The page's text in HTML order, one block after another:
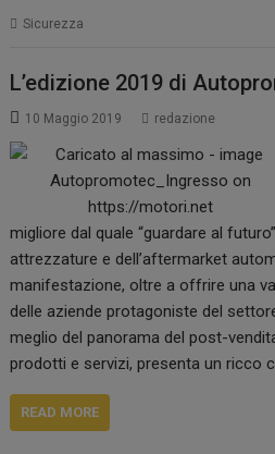
Sicurezza
L’edizione 2019 di
10 Maggio 2019 redazione
migliore dal quale “guardare al
attrezzature e dell’aftermarket
manifestazione, oltre a offrire una
delle aziende protagoniste del
meglio del panorama del post-
prodotti e servizi, presenta un ricco
READ MORE